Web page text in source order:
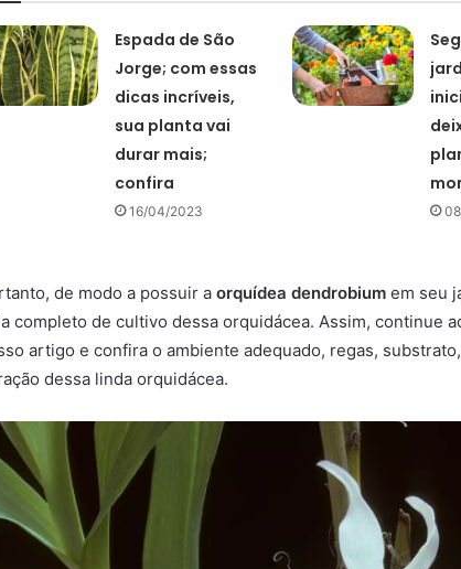
Espada de São
Jorge; com essas
dicas incríveis,
sua planta vai
durar mais;
confira
16/04/2023
de modo a possuir a orquídea dendrobium em seu
completo de cultivo dessa orquidácea. Assim, continue
artigo e confira o ambiente adequado, regas,
dessa linda orquidácea.